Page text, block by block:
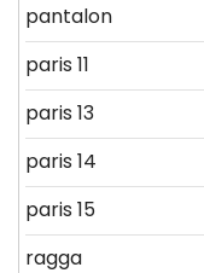
pantalon
paris 11
paris 13
paris 14
paris 15
ragga